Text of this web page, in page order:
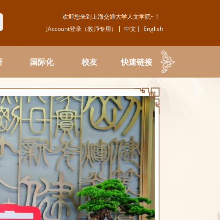
欢迎您来到上海交通大学人文学院~！
JAccount登录（教师专用）
中文 English
国际化 校友 快速链接